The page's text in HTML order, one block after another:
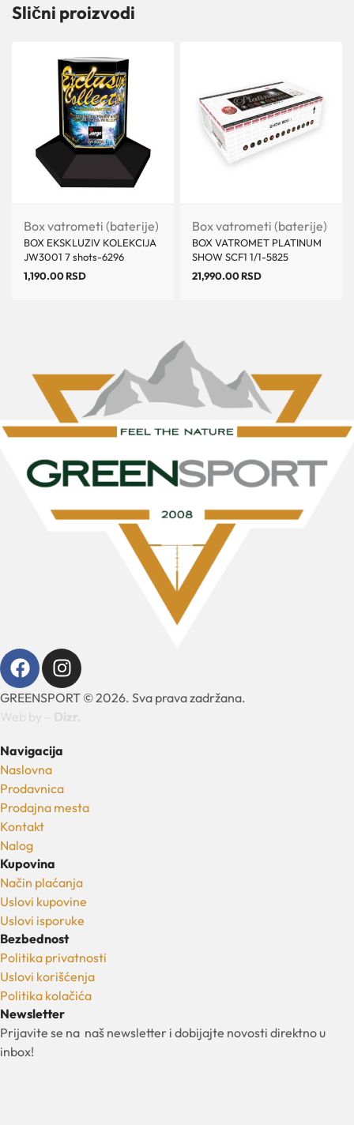
Slični proizvodi
Box vatrometi (baterije)
BOX EKSKLUZIV KOLEKCIJA
JW3001 7 shots-6296
1,190.00RSD
Box vatrometi (baterije)
BOX VATROMET PLATINUM
SHOW SCF1 1/1-5825
21,990.00RSD
GREENSPORT © 2026. Sva prava zadržana.
Navigacija
Naslovna
Prodavnica
Prodajna mesta
Kontakt
Nalog
Kupovina
Način plaćanja
Uslovi kupovine
Uslovi isporuke
Bezbednost
Politika privatnosti
Uslovi korišćenja
Politika kolačića
Newsletter
Prijavite se na naš newsletter i dobijajte novosti direktno u
inbox!